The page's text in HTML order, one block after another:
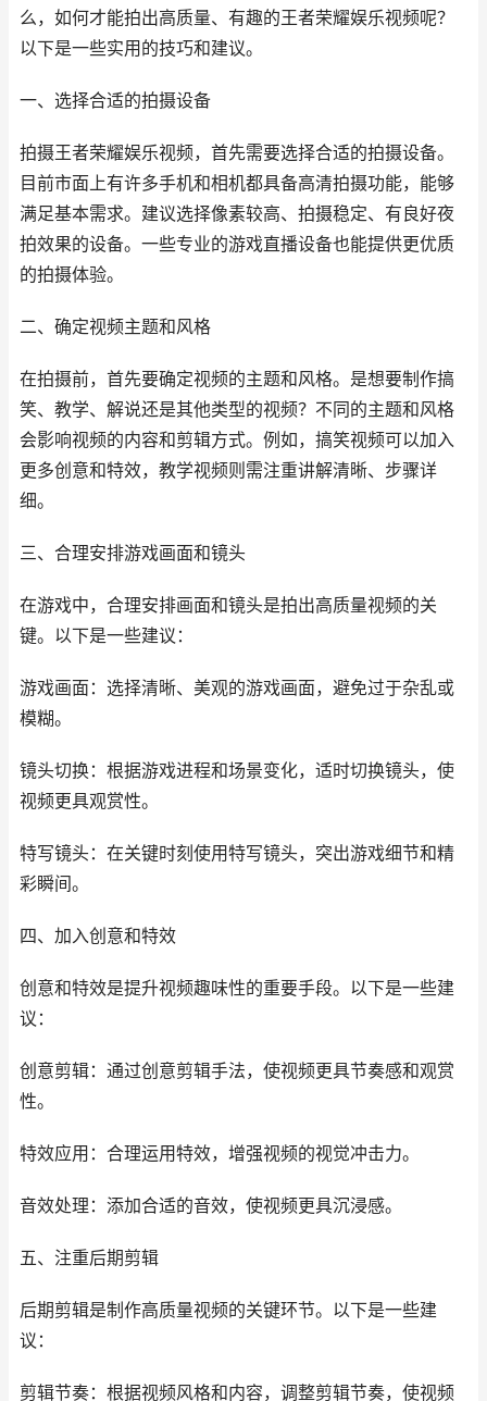
么，如何才能拍出高质量、有趣的王者荣耀娱乐视频呢？
以下是一些实用的技巧和建议。
一、选择合适的拍摄设备
拍摄王者荣耀娱乐视频，首先需要选择合适的拍摄设备。
目前市面上有许多手机和相机都具备高清拍摄功能，能够
满足基本需求。建议选择像素较高、拍摄稳定、有良好夜
拍效果的设备。一些专业的游戏直播设备也能提供更优质
的拍摄体验。
二、确定视频主题和风格
在拍摄前，首先要确定视频的主题和风格。是想要制作搞
笑、教学、解说还是其他类型的视频？不同的主题和风格
会影响视频的内容和剪辑方式。例如，搞笑视频可以加入
更多创意和特效，教学视频则需注重讲解清晰、步骤详
细。
三、合理安排游戏画面和镜头
在游戏中，合理安排画面和镜头是拍出高质量视频的关
键。以下是一些建议：
游戏画面：选择清晰、美观的游戏画面，避免过于杂乱或
模糊。
镜头切换：根据游戏进程和场景变化，适时切换镜头，使
视频更具观赏性。
特写镜头：在关键时刻使用特写镜头，突出游戏细节和精
彩瞬间。
四、加入创意和特效
创意和特效是提升视频趣味性的重要手段。以下是一些建
议：
创意剪辑：通过创意剪辑手法，使视频更具节奏感和观赏
性。
特效应用：合理运用特效，增强视频的视觉冲击力。
音效处理：添加合适的音效，使视频更具沉浸感。
五、注重后期剪辑
后期剪辑是制作高质量视频的关键环节。以下是一些建
议：
剪辑节奏：根据视频风格和内容，调整剪辑节奏，使视频